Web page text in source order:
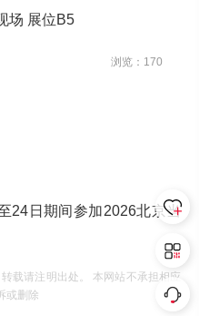
场 展位B5
浏览：170
24日期间参加2026北京当
载请注明出处。 本网站不承担相应
或删除